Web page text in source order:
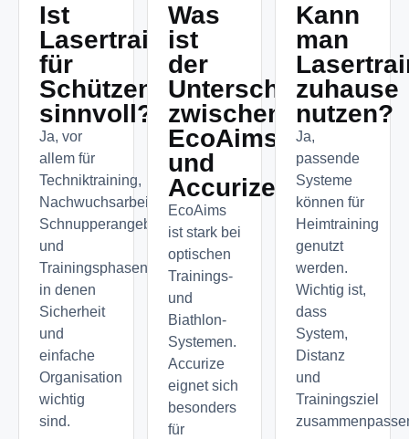
Ist
Lasertraining
für
Schützenvereine
sinnvoll?
Ja, vor
allem für
Techniktraining,
Nachwuchsarbeit,
Schnupperangebote
und
Trainingsphasen,
in denen
Sicherheit
und
einfache
Organisation
wichtig
sind.
Was
ist
der
Unterschied
zwischen
EcoAims
und
Accurize?
EcoAims
ist stark bei
optischen
Trainings-
und
Biathlon-
Systemen.
Accurize
eignet sich
besonders
für
Kann
man
zuhause
nutzen?
Ja,
passende
Systeme
können für
Heimtraining
genutzt
werden.
Wichtig ist,
dass
System,
Distanz
und
Trainingsziel